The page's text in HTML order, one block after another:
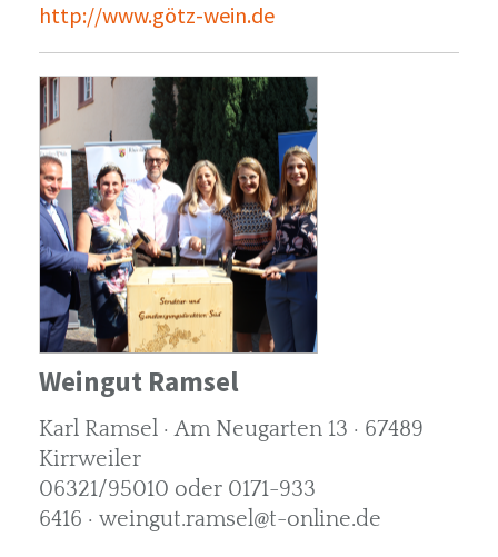
http://www.götz-wein.de
Weingut Ramsel
Karl Ramsel · Am Neugarten 13 · 67489
Kirrweiler
06321/95010 oder 0171-933
6416 · weingut.ramsel@t-online.de